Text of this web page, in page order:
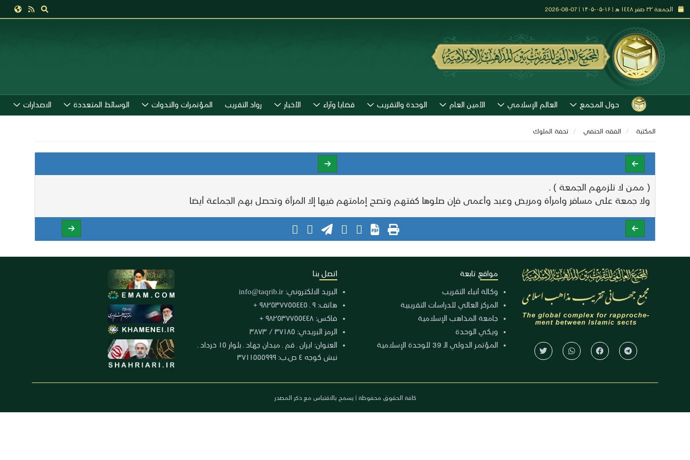
الجمعة ٢٢ صفر ١٤٤٨ هـ | ۱۶-۰۵-۱۴۰۵ | 07-08-2026
حول المجمع العالم الإسلامي الأمين العام الوحدة والتقريب قضايا وآراء الأخبار رواد التقريب المؤتمرات والندوات الوسائط المتعددة الاصدارات
المكتبة الفقه الحنفي تحفة الملوك
( ممن لا تلزمهم الجمعة ) .
ولا جمعة على مسافر وامرأة ومريض وعبد وأعمى فإن صلوها كفتهم وتصح إمامتهم فيها إلا المرأة وتحصل بهم الجماعة أيضا
مواقع تابعة
وكالة أنباء التقريب
المركز العالي للدراسات التقريبية
جامعة المذاهب الإسلامية
ويكي الوحدة
المؤتمر الدولي الـ 39 للوحدة الإسلامية
اتصل بنا
البريد الالكتروني: info@taqrib.ir
هاتف: ٩ ـ ٩٨٢٥٣٧٧٥٥٤٤٥ +
فاكس: ٩٨٢٥٣٧٧٥٥٤٤٨ +
الرمز البريدي: ٣٧١٨٥ / ٣٨٧٣
العنوان: ايران ـ قم ـ ميدان جهاد ـ بلوار ١٥ خرداد ـ
نبش كوجه ٤ ص.ب: ٣٧١١٥٥٥٩٩٩
كافة الحقوق محفوظة | يسمح بالاقتباس مع ذكر المصدر